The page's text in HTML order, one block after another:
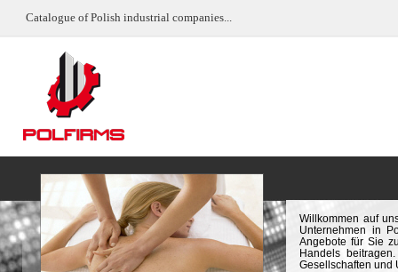
Catalogue of Polish industrial companies...
Willkommen auf
Unternehmen in
Angebote für Sie
Handels
Gesellschaften und